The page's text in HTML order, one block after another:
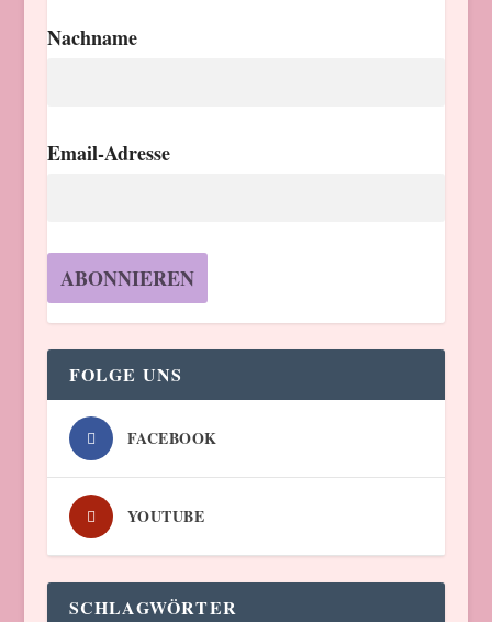
Nachname
Email-Adresse
FOLGE UNS
FACEBOOK
YOUTUBE
SCHLAGWÖRTER